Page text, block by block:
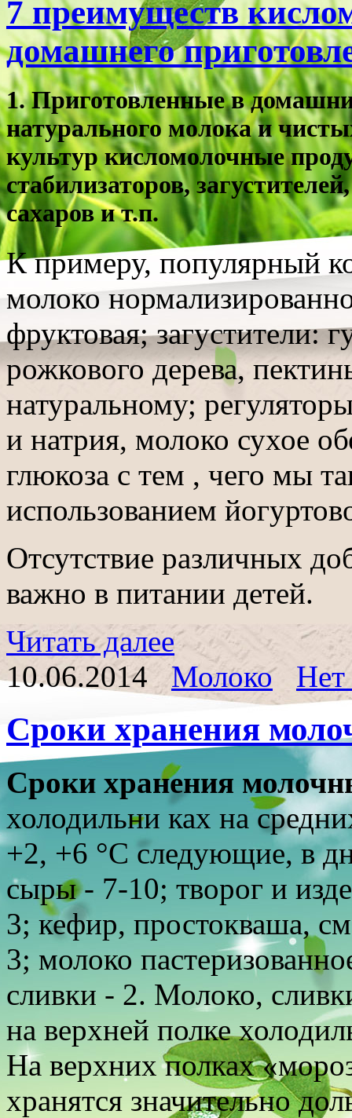
7 преимуществ
домашнего
1.Приготовленные в
натурального молока и
культуркисломолочные
стабилизаторов,
сахаров и т.п.
К примеру, популярный
молоко
фруктовая; загустители:
рожкового дерева,
натуральному;
и натрия, молоко сухое
глюкоза с тем , чего мы
использованием
Отсутствие различных
важно в питании детей.
Читать далее
10.06.2014
Молоко Нет
Сроки хранения
Сроки хранения
холодильни ках на
+2, +6 °С следующие, в
сыры - 7-10; творог и
3; кефир, простокваша,
3; молоко
сливки - 2. Молоко,
на верхней полке
На верхних полках
хранятся значительно